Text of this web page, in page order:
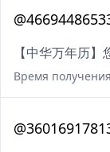
【中华万年历】
Время